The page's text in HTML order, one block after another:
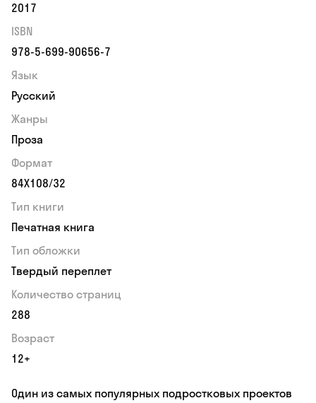
2017
ISBN
978-5-699-90656-7
Язык
Русский
Жанры
Проза
Формат
84Х108/32
Тип книги
Печатная книга
Тип обложки
Твердый переплет
Количество страниц
288
Возраст
12+
Один из самых популярных подростковых проектов